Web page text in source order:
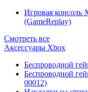
Игровая консоль
(GameReplay)
Смотреть все
Аксессуары Xbox
Беспроводной
Беспроводной
00012)